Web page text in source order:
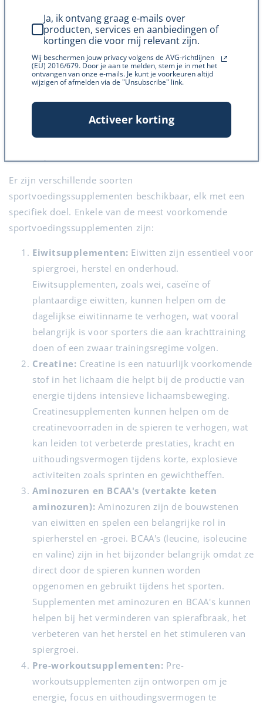
Sportvoedingssupplementen zijn speciaal ontwikkeld
om atletische prestaties, uithoudingsvermogen en
herstel te ondersteunen door het lichaam te voorzien
van de benodigde voedingsstoffen en energie. Deze
op de voeding van sporters en actieve individuen die
hun fysieke prestaties willen verbeteren, sneller willen
herstellen na inspanning en hun algemene gezondheid
Er zijn verschillende soorten
sportvoedingssupplementen beschikbaar, elk met een
specifiek doel. Enkele van de meest voorkomende
sportvoedingssupplementen zijn:
Eiwitsupplementen: Eiwitten zijn essentieel voor
spiergroei, herstel en onderhoud.
Eiwitsupplementen, zoals wei, caseïne of
plantaardige eiwitten, kunnen helpen om de
dagelijkse eiwitinname te verhogen, wat vooral
belangrijk is voor sporters die aan krachttraining
doen of een zwaar trainingsregime volgen.
Creatine: Creatine is een natuurlijk voorkomende
stof in het lichaam die helpt bij de productie van
energie tijdens intensieve lichaamsbeweging.
Creatinesupplementen kunnen helpen om de
creatinevoorraden in de spieren te verhogen, wat
kan leiden tot verbeterde prestaties, kracht en
uithoudingsvermogen tijdens korte, explosieve
activiteiten zoals sprinten en gewichtheffen.
Aminozuren en BCAA's (vertakte keten
aminozuren): Aminozuren zijn de bouwstenen
van eiwitten en spelen een belangrijke rol in
spierherstel en -groei. BCAA's (leucine, isoleucine
en valine) zijn in het bijzonder belangrijk omdat ze
direct door de spieren kunnen worden
opgenomen en gebruikt tijdens het sporten.
Supplementen met aminozuren en BCAA's kunnen
helpen bij het verminderen van spierafbraak, het
verbeteren van het herstel en het stimuleren van
spiergroei.
Pre-workoutsupplementen: Pre-
workoutsupplementen zijn ontworpen om je
energie, focus en uithoudingsvermogen te
Ja, ik ontvang graag e-mails over
producten, services en aanbiedingen of
kortingen die voor mij relevant zijn.
Wij beschermen jouw privacy volgens de AVG-richtlijnen
(EU) 2016/679. Door je aan te melden, stem je in met het
ontvangen van onze e-mails. Je kunt je voorkeuren altijd
wijzigen of afmelden via de "Unsubscribe" link.
Activeer korting